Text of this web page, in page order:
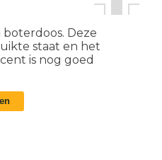
Deze
staat en het
is nog goed